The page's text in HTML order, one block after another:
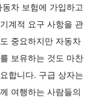
차 보험에 가입하고
계적 요구 사항을 관
중요하지만 자동차
보유하는 것도 마찬
합니다. 구급 상자는
여행하는 사람들의